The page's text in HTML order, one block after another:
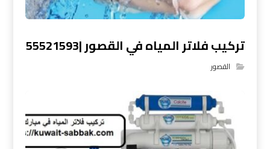
تركيب فلاتر المياه في القصور |55521593
القصور